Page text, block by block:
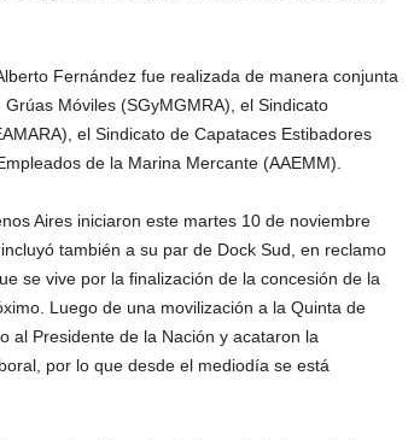
Fernández fue realizada de manera conjunta
Móviles (SGyMGMRA), el Sindicato
el Sindicato de Capataces Estibadores
de la Marina Mercante (AAEMM).
Aires iniciaron este martes 10 de noviembre
también a su par de Dock Sud, en reclamo
se vive por la finalización de la concesión de la
Luego de una movilización a la Quinta de
al Presidente de la Nación y acataron la
por lo que desde el mediodía se está